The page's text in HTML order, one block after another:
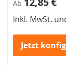
Ab
Inkl. MwSt.
Jetzt